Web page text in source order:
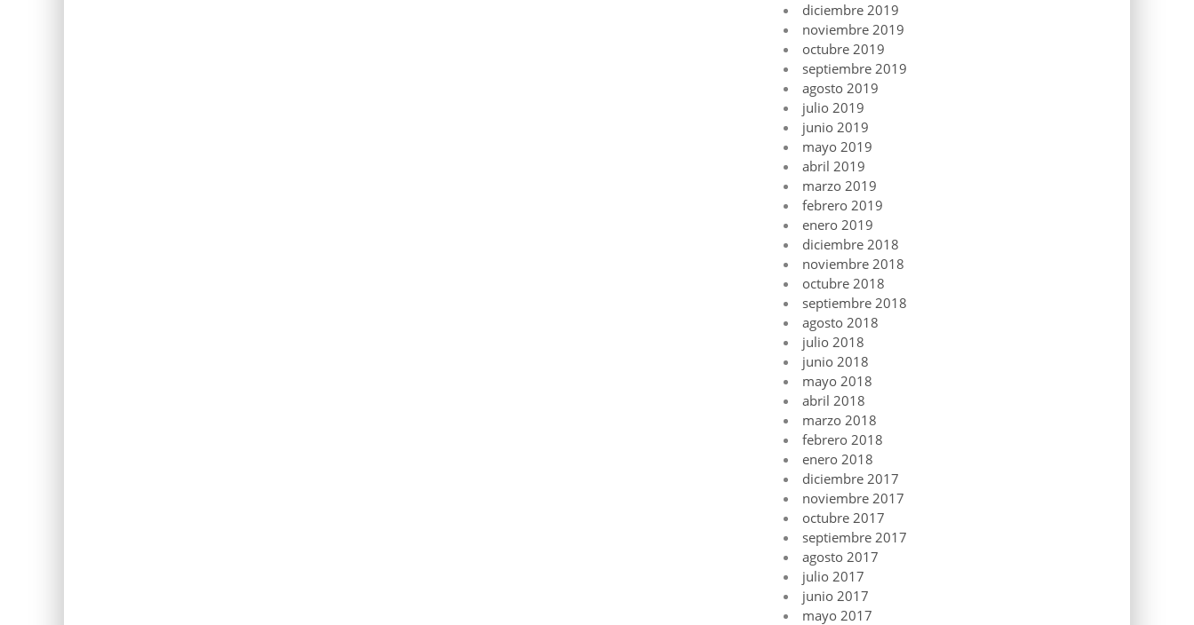
diciembre 2019
noviembre 2019
octubre 2019
septiembre 2019
agosto 2019
julio 2019
junio 2019
mayo 2019
abril 2019
marzo 2019
febrero 2019
enero 2019
diciembre 2018
noviembre 2018
octubre 2018
septiembre 2018
agosto 2018
julio 2018
junio 2018
mayo 2018
abril 2018
marzo 2018
febrero 2018
enero 2018
diciembre 2017
noviembre 2017
octubre 2017
septiembre 2017
agosto 2017
julio 2017
junio 2017
mayo 2017